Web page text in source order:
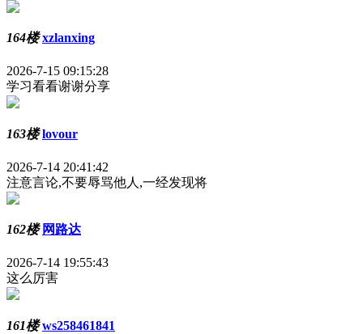
164楼 xzlanxing
2026-7-15 09:15:28
学习看看谢谢分享
163楼 lovour
2026-7-14 20:41:42
注意言论,不要辱骂他人,一经发现将
162楼 网路达
2026-7-14 19:55:43
这么厉害
161楼 ws258461841